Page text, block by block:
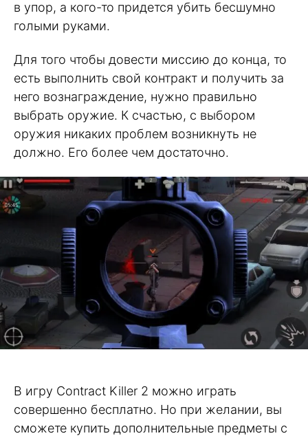
в упор, а кого-то придется убить бесшумно
голыми руками.
Для того чтобы довести миссию до конца, то
есть выполнить свой контракт и получить за
него вознаграждение, нужно правильно
выбрать оружие. К счастью, с выбором
оружия никаких проблем возникнуть не
должно. Его более чем достаточно.
В игру Contract Killer 2 можно играть
совершенно бесплатно. Но при желании, вы
сможете купить дополнительные предметы с